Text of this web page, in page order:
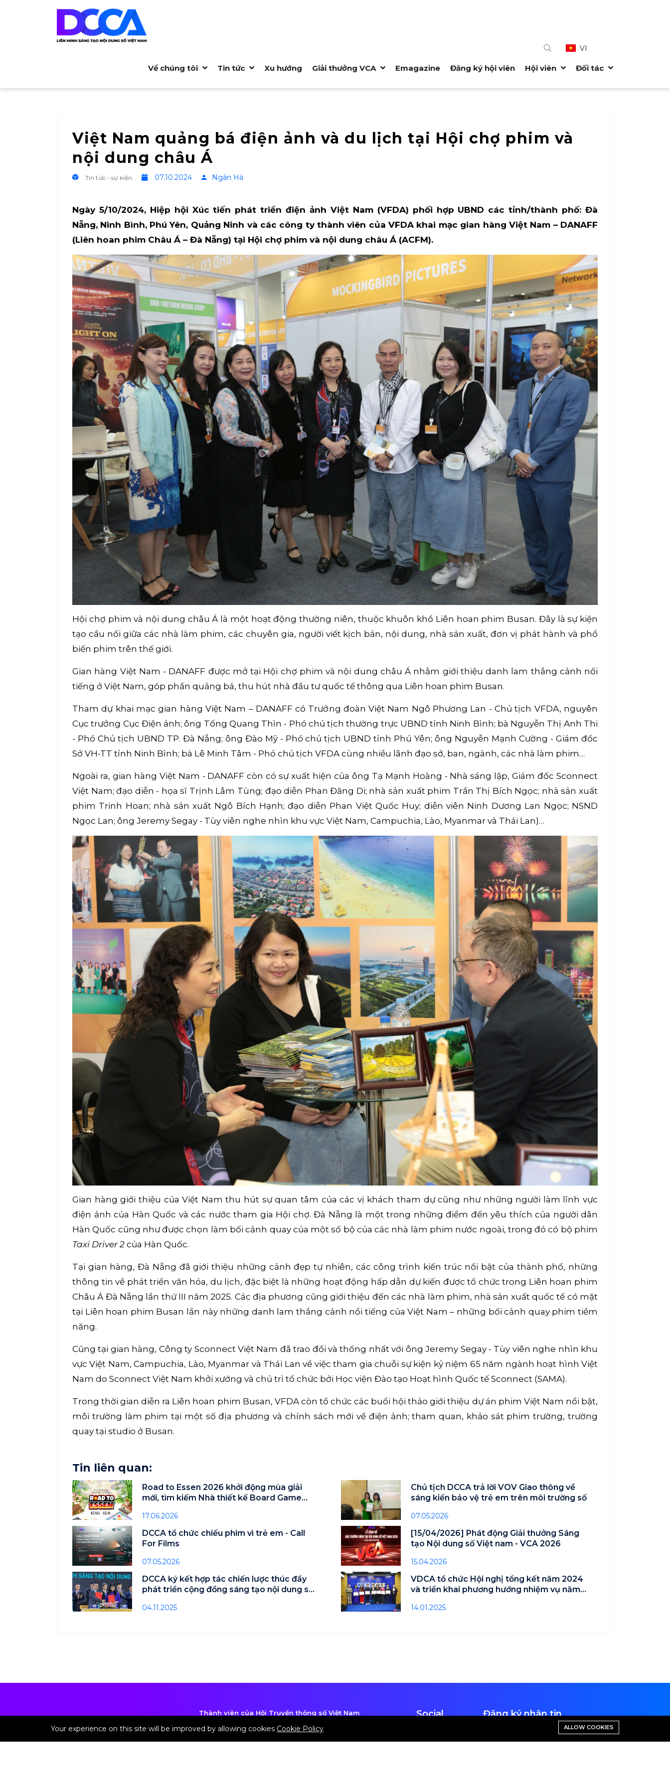
VI
Về chúng tôi Tin tức Xu hướng Giải thưởng VCA Emagazine Đăng ký hội viên Hội viên Đối tác
Việt Nam quảng bá điện ảnh và du lịch tại Hội chợ phim và
nội dung châu Á
Tin tức - sự kiện 07.10.2024 Ngân Hà
Ngày 5/10/2024, Hiệp hội Xúc tiến phát triển điện ảnh Việt Nam (VFDA) phối hợp UBND các tỉnh/thành phố: Đà
Nẵng, Ninh Bình, Phú Yên, Quảng Ninh và các công ty thành viên của VFDA khai mạc gian hàng Việt Nam – DANAFF
(Liên hoan phim Châu Á – Đà Nẵng) tại Hội chợ phim và nội dung châu Á (ACFM).
Hội chợ phim và nội dung châu Á là một hoạt động thường niên, thuộc khuôn khổ Liên hoan phim Busan. Đây là sự kiện
tạo cầu nối giữa các nhà làm phim, các chuyên gia, người viết kịch bản, nội dung, nhà sản xuất, đơn vị phát hành và phổ
biến phim trên thế giới.
Gian hàng Việt Nam - DANAFF được mở tại Hội chợ phim và nội dung châu Á nhằm giới thiệu danh lam thắng cảnh nổi
tiếng ở Việt Nam, góp phần quảng bá, thu hút nhà đầu tư quốc tế thông qua Liên hoan phim Busan.
Tham dự khai mạc gian hàng Việt Nam – DANAFF có Trưởng đoàn Việt Nam Ngô Phương Lan - Chủ tịch VFDA, nguyên
Cục trưởng Cục Điện ảnh; ông Tống Quang Thìn - Phó chủ tịch thường trực UBND tỉnh Ninh Bình; bà Nguyễn Thị Anh Thi
- Phó Chủ tịch UBND TP. Đà Nẵng; ông Đào Mỹ - Phó chủ tịch UBND tỉnh Phú Yên; ông Nguyễn Mạnh Cường - Giám đốc
Sở VH-TT tỉnh Ninh Bình; bà Lê Minh Tâm - Phó chủ tịch VFDA cùng nhiều lãnh đạo sở, ban, ngành, các nhà làm phim…
Ngoài ra, gian hàng Việt Nam - DANAFF còn có sự xuất hiện của ông Tạ Mạnh Hoàng - Nhà sáng lập, Giám đốc Sconnect
Việt Nam; đạo diễn - họa sĩ Trịnh Lâm Tùng; đạo diễn Phan Đăng Di; nhà sản xuất phim Trần Thị Bích Ngọc; nhà sản xuất
phim Trinh Hoan; nhà sản xuất Ngô Bích Hạnh; đạo diễn Phan Việt Quốc Huy; diễn viên Ninh Dương Lan Ngọc; NSND
Ngọc Lan; ông Jeremy Segay - Tùy viên nghe nhìn khu vực Việt Nam, Campuchia, Lào, Myanmar và Thái Lan)…
Gian hàng giới thiệu của Việt Nam thu hút sự quan tâm của các vị khách tham dự cũng như những người làm lĩnh vực
điện ảnh của Hàn Quốc và các nước tham gia Hội chợ. Đà Nẵng là một trong những điểm đến yêu thích của người dân
Hàn Quốc cũng như được chọn làm bối cảnh quay của một số bộ của các nhà làm phim nước ngoài, trong đó có bộ phim
Taxi Driver 2 của Hàn Quốc.
Tại gian hàng, Đà Nẵng đã giới thiệu những cảnh đẹp tự nhiên, các công trình kiến trúc nổi bật của thành phố, những
thông tin về phát triển văn hóa, du lịch, đặc biệt là những hoạt động hấp dẫn dự kiến được tổ chức trong Liên hoan phim
Châu Á Đà Nẵng lần thứ III năm 2025. Các địa phương cũng giới thiệu đến các nhà làm phim, nhà sản xuất quốc tế có mặt
tại Liên hoan phim Busan lần này những danh lam thắng cảnh nổi tiếng của Việt Nam – những bối cảnh quay phim tiềm
năng.
Cũng tại gian hàng, Công ty Sconnect Việt Nam đã trao đổi và thống nhất với ông Jeremy Segay - Tùy viên nghe nhìn khu
vực Việt Nam, Campuchia, Lào, Myanmar và Thái Lan về việc tham gia chuỗi sự kiện kỷ niệm 65 năm ngành hoạt hình Việt
Nam do Sconnect Việt Nam khởi xướng và chủ trì tổ chức bởi Học viện Đào tạo Hoạt hình Quốc tế Sconnect (SAMA).
Trong thời gian diễn ra Liên hoan phim Busan, VFDA còn tổ chức các buổi hội thảo giới thiệu dự án phim Việt Nam nổi bật,
môi trường làm phim tại một số địa phương và chính sách mới về điện ảnh; tham quan, khảo sát phim trường, trường
quay tại studio ở Busan.
Tin liên quan:
Road to Essen 2026 khởi động mùa giải
mới, tìm kiếm Nhà thiết kế Board Game
17.06.2026
Chủ tịch DCCA trả lời VOV Giao thông về
sáng kiến bảo vệ trẻ em trên môi trường số
07.05.2026
DCCA tổ chức chiếu phim vì trẻ em - Call
For Films
07.05.2026
[15/04/2026] Phát động Giải thưởng Sáng
tạo Nội dung số Việt nam - VCA 2026
15.04.2026
DCCA ký kết hợp tác chiến lược thúc đẩy
phát triển cộng đồng sáng tạo nội dung số
04.11.2025
VDCA tổ chức Hội nghị tổng kết năm 2024
và triển khai phương hướng nhiệm vụ năm
14.01.2025
Thành viên của Hội Truyền thông số Việt Nam
* Ghi rõ nguồn khi sử dụng thông tin của DCCA
Social Đăng ký nhận tin
Your experience on this site will be improved by allowing cookies Cookie Policy ALLOW COOKIES